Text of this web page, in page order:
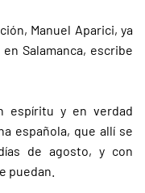
Manuel Aparici, ya
Salamanca, escribe
espíritu y en verdad
española, que allí se
de agosto, y con
puedan.